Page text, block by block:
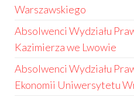
Warszawskiego
Absolwenci Wydziału
Kazimierza we Lwowie
Absolwenci Wydziału
Ekonomii Uniwersytetu